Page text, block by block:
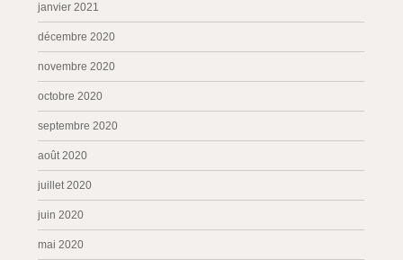
janvier 2021
décembre 2020
novembre 2020
octobre 2020
septembre 2020
août 2020
juillet 2020
juin 2020
mai 2020